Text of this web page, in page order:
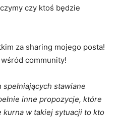
czy ktoś będzie
za sharing mojego posta!
community!
stawiane
inne propozycje, które
kurna w takiej sytuacji to kto